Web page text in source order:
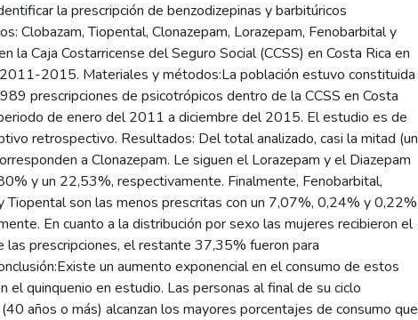
la prescripción de benzodizepinas y barbitúricos
Clobazam, Tiopental, Clonazepam, Lorazepam, Fenobarbital y
la Caja Costarricense del Seguro Social (CCSS) en Costa Rica en
2015. Materiales y métodos:La población estuvo constituida
prescripciones de psicotrópicos dentro de la CCSS en Costa
de enero del 2011 a diciembre del 2015. El estudio es de
retrospectivo. Resultados: Del total analizado, casi la mitad (un
a Clonazepam. Le siguen el Lorazepam y el Diazepam
y un 22,53%, respectivamente. Finalmente, Fenobarbital,
Tiopental son las menos prescritas con un 7,07%, 0,24% y 0,22%
En cuanto a la distribución por sexo las mujeres recibieron el
prescripciones, el restante 37,35% fueron para
un aumento exponencial en el consumo de estos
el quinquenio en estudio. Las personas al final de su ciclo
años o más) alcanzan los mayores porcentajes de consumo que